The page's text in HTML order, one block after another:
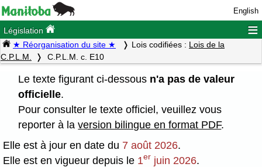
English
Législation ≡
★ Réorganisation du site ★ Lois codifiées : Lois de la
C.P.L.M.
C.P.L.M. c. E10
Le texte figurant ci-dessous n'a pas de valeur
officielle.
Pour consulter le texte officiel, veuillez vous
reporter à laversion bilingue en format PDF.
Elle est à jour en date du 7 août 2026.
Elle est en vigueur depuis le 1er juin 2026.